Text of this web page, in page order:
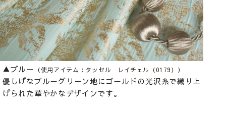
▲ブルー （使用アイテム：タッセル レイチェル（0179））
優しげなブルーグリーン地にゴールドの光沢糸で織り上
げられた華やかなデザインです。